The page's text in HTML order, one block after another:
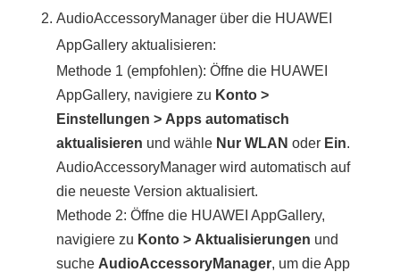
AudioAccessoryManager über die HUAWEI
AppGallery aktualisieren:
Methode 1 (empfohlen): Öffne die HUAWEI
AppGallery, navigiere zu Konto >
Einstellungen > Apps automatisch
aktualisieren und wähle Nur WLAN oder Ein.
AudioAccessoryManager wird automatisch auf
die neueste Version aktualisiert.
Methode 2: Öffne die HUAWEI AppGallery,
navigiere zu Konto > Aktualisierungen und
suche AudioAccessoryManager, um die App